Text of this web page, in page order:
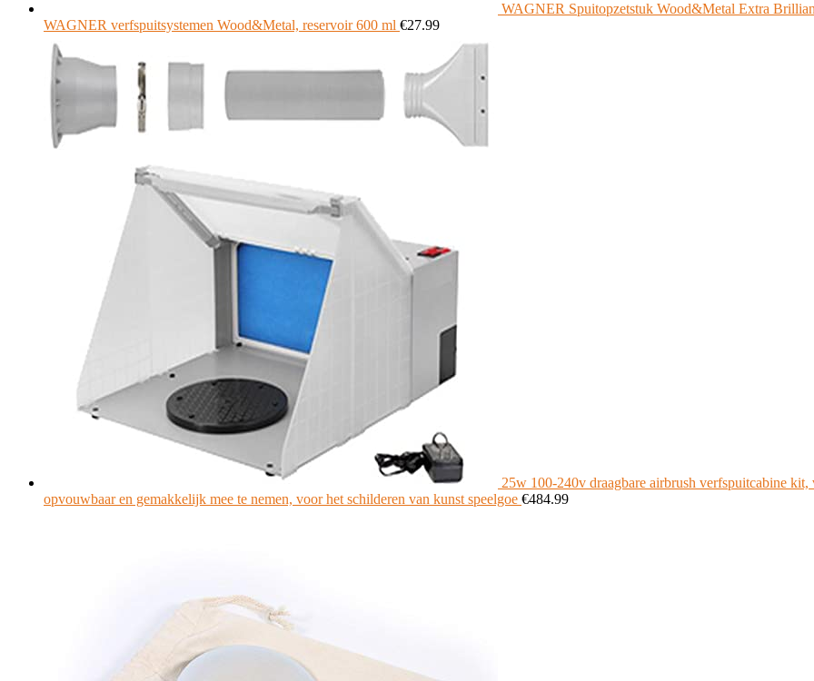
WAGNER Spuitopzetstuk Wood&Metal Extra
WAGNER verfspuitsystemen Wood&Metal, reservoir 600 ml €27.99
25w 100-240v draagbare airbrush verfspuitcabine
opvouwbaar en gemakkelijk mee te nemen, voor het schilderen van kunst speelgoe €484.99